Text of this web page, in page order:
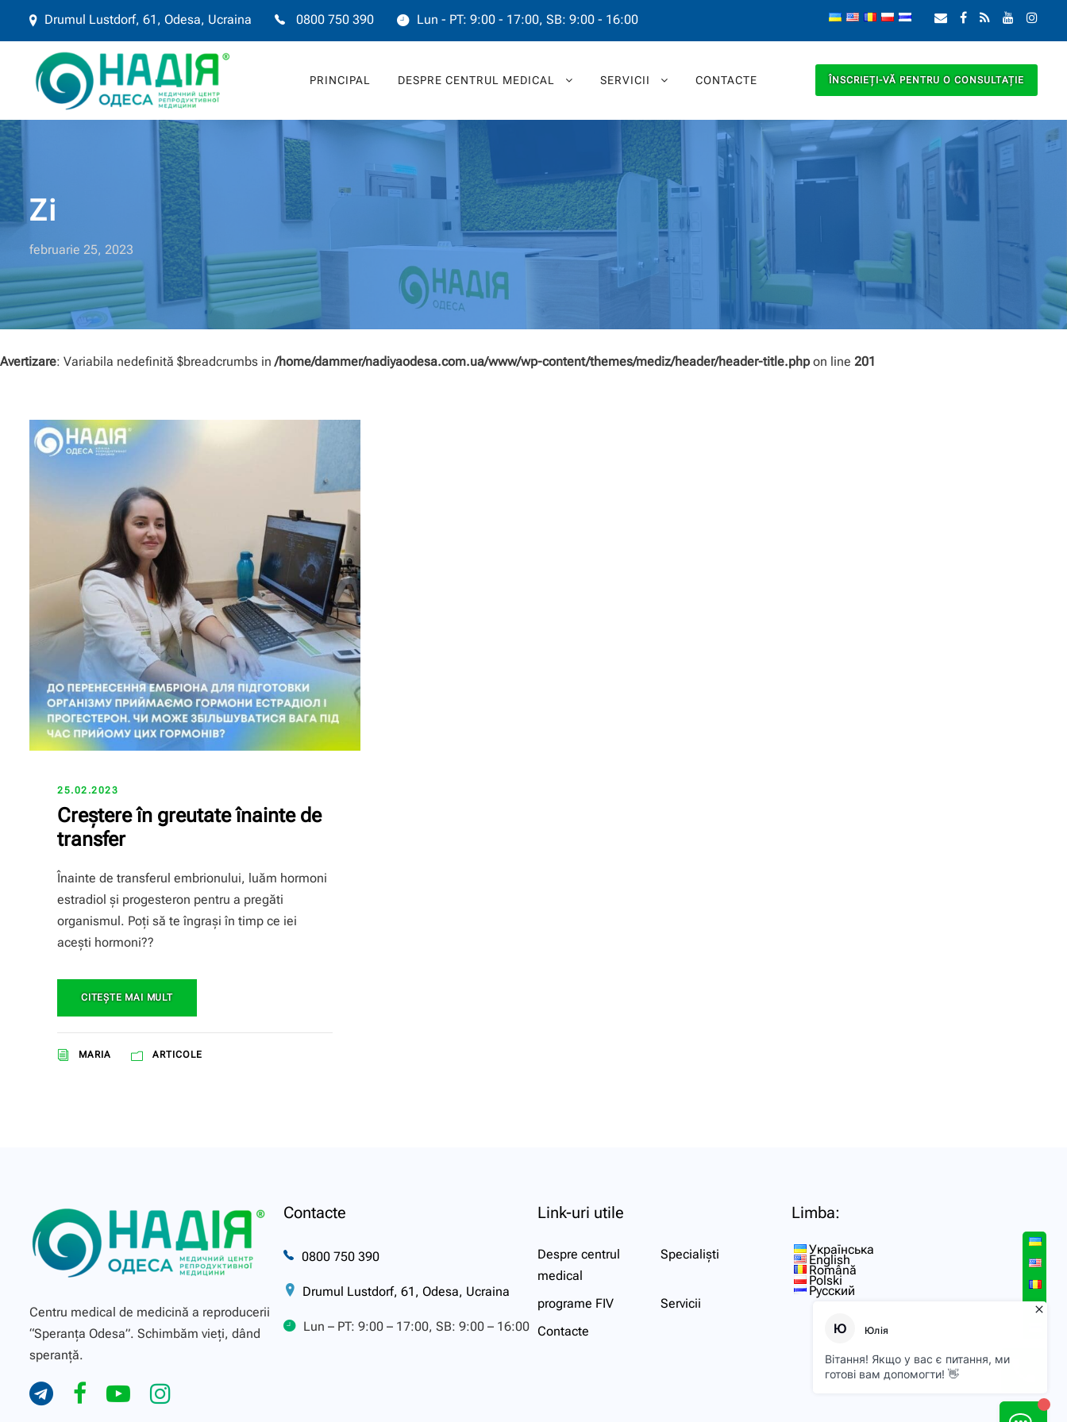
Drumul Lustdorf, 61, Odesa, Ucraina 0800 750 390 Lun - PT: 9:00 - 17:00, SB: 9:00 - 16:00
PRINCIPAL DESPRE CENTRUL MEDICAL SERVICII CONTACTE ÎNSCRIEȚI-VĂ PENTRU O CONSULTAȚIE
Zi
februarie 25, 2023
Avertizare: Variabila nedefinită $breadcrumbs in/home/dammer/nadiyaodesa.com.ua/www/wp-content/themes/mediz/header/header-title.phpon line 201
25.02.2023
Creștere în greutate înainte de
transfer
Înainte de transferul embrionului, luăm hormoni
estradiol și progesteron pentru a pregăti
organismul. Poți să te îngrași în timp ce iei
acești hormoni??
CITEŞTE MAI MULT
MARIA ARTICOLE
Centru medical de medicină a reproducerii
“Speranţa Odesa”. Schimbăm vieți, dând
speranță.
Contacte
0800 750 390
Drumul Lustdorf, 61, Odesa, Ucraina
Lun – PT: 9:00 – 17:00, SB: 9:00 – 16:00
Link-uri utile
Despre centrul
medical
Specialiști
programe FIV
Servicii
Contacte
Limba:
Українська
English
Română
Polski
Русский